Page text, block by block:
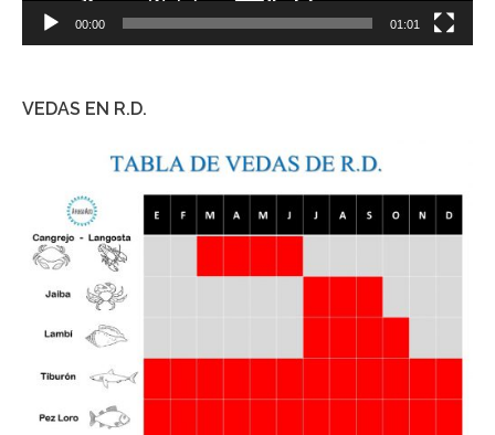
00:00 01:01
VEDAS EN R.D.